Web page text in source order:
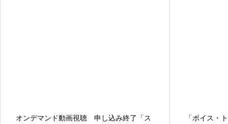
オンデマンド動画視聴 申し込み終了「ス 「ボイス・